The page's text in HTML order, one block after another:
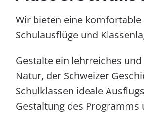
Wir bieten eine
Schulausflüge und
Gestalte ein lehrreiches
Natur, der Schweizer
Schulklassen ideale
Gestaltung des